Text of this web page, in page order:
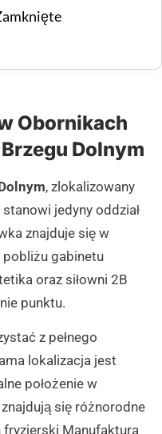
Obornikach
Dolnym
, zlokalizowany
jedyny oddział
znajduje się w
pobliżu gabinetu
oraz siłowni 2B
punktu.
z pełnego
lokalizacja jest
położenie w
się różnorodne
fryzjerski Manufaktura